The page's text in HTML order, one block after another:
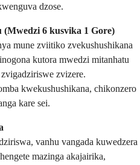
dzose.
6 kusvika 1 Gore)
mune zviitiko zvekushushikana
kutora mwedzi mitanhatu
zvizere.
kwekushushikana, chikonzero
kare sei.
vanhu vangada kuwedzera
mazinga akajairika,